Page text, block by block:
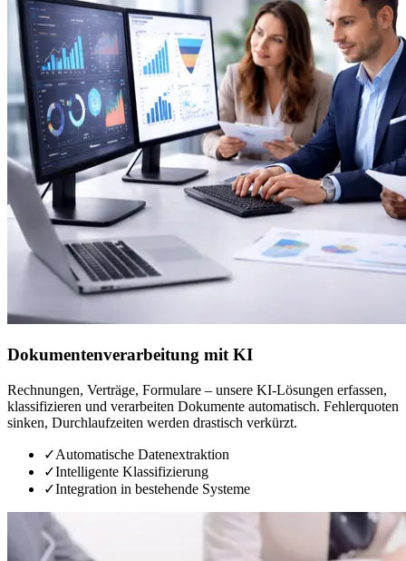
Dokumentenverarbeitung mit KI
Rechnungen, Verträge, Formulare – unsere KI-Lösungen erfassen,
klassifizieren und verarbeiten Dokumente automatisch. Fehlerquoten
sinken, Durchlaufzeiten werden drastisch verkürzt.
✓Automatische Datenextraktion
✓Intelligente Klassifizierung
✓Integration in bestehende Systeme